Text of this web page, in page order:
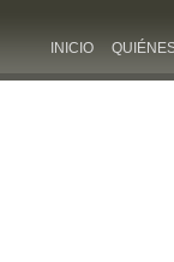
INICIO